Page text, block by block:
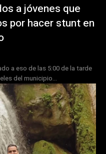
a jóvenes que
por hacer stunt en
a eso de las 5:00 de la tarde
del municipio...